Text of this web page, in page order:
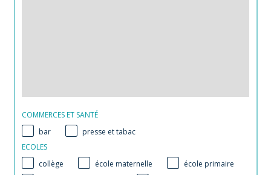
COMMERCES ET SANTÉ
bar
presse et tabac
ECOLES
collège
école maternelle
école primaire